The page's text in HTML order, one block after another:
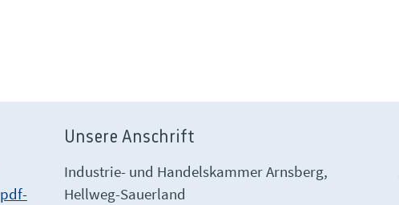
pdf-
Unsere Anschrift
Industrie- und Handelskammer Arnsberg,
Hellweg-Sauerland